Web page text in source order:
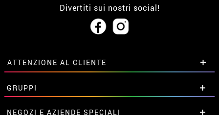
Divertiti sui nostri social!
ATTENZIONE AL CLIENTE
• Su di noi
• Condizioni di vendita
• Avviso legale privacy
GRUPPI
Sconti speciali per gruppi.
NEGOZI E AZIENDE SPECIALI